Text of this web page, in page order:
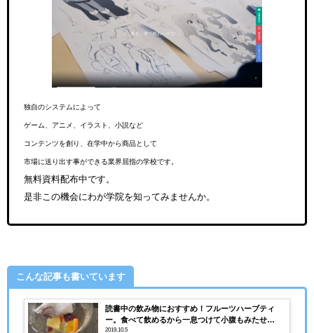
独自のシステムによって
ゲーム、アニメ、イラスト、小説など
コンテンツを創り、在学中から商品として
市場に送り出す事ができる業界屈指の学校です。
無料資料配布中です。
是非この機会にわが学院を知ってみませんか。
こんな記事も書いています
読書中の飲み物におすすめ！フルーツハーブティ
ー。食べて飲めるから一息つけて小腹もみたせ
る。。。
2019.10.5